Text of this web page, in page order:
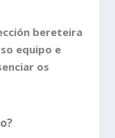
bereteira
equipo e
os